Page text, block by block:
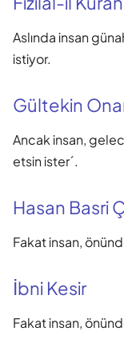
Aslında insan
istiyor.
Gültekin
Ancak insan,
etsin ister´.
Hasan Basri
Fakat insan,
İbni Kesir
Fakat insan,